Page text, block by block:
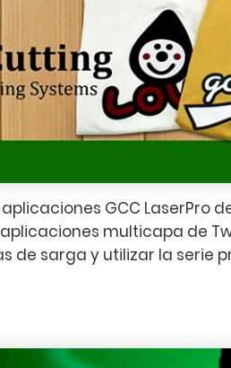
GCC LaserPro
multicapa de
de sarga y utilizar la serie